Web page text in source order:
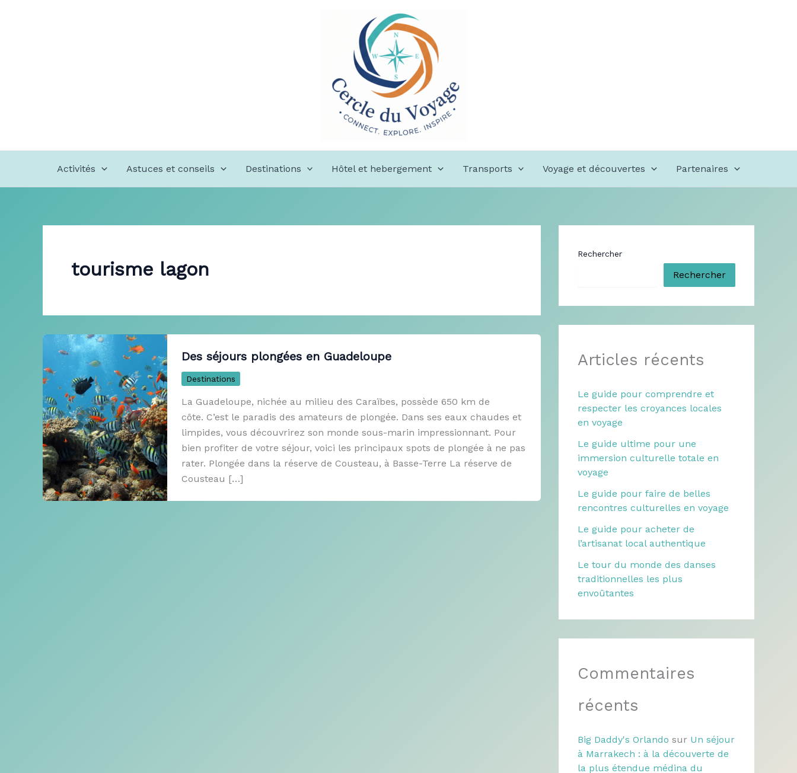
Activités Astuces et conseils Destinations Hôtel et hebergement Transports Voyage et découvertes Partenaires
tourisme lagon
Des séjours plongées en Guadeloupe
Destinations
La Guadeloupe, nichée au milieu des Caraïbes, possède 650 km de
côte. C’est le paradis des amateurs de plongée. Dans ses eaux chaudes et
limpides, vous découvrirez son monde sous-marin impressionnant. Pour
bien profiter de votre séjour, voici les principaux spots de plongée à ne pas
rater. Plongée dans la réserve de Cousteau, à Basse-Terre La réserve de
Cousteau […]
Rechercher
Rechercher
Articles récents
Le guide pour comprendre et
respecter les croyances locales
en voyage
Le guide ultime pour une
immersion culturelle totale en
voyage
Le guide pour faire de belles
rencontres culturelles en voyage
Le guide pour acheter de
l’artisanat local authentique
Le tour du monde des danses
traditionnelles les plus
envoûtantes
Commentaires
récents
Big Daddy's Orlando sur Un séjour
à Marrakech : à la découverte de
la plus étendue médina du